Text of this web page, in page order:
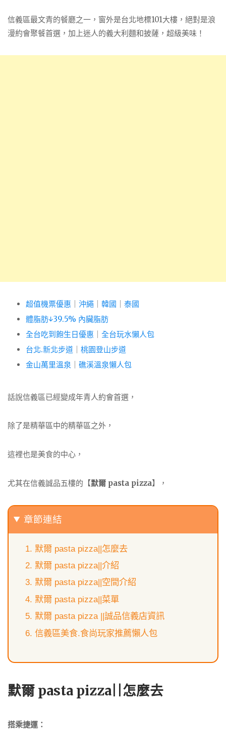
信義區最文青的餐廳之一，窗外是台北地標101大樓，絕對是浪
漫約會聚餐首選，加上迷人的義大利麵和披薩，超級美味！
超值機票優惠 沖繩 韓國
泰國
體脂肪↓39.5% 內臟脂肪
全台吃到飽生日優惠
全台玩水懶人包
台北.新北步道
桃園登山步道
金山萬里溫泉
礁溪溫泉懶人包
話說信義區已經變成年青人約會首選，
除了是精華區中的精華區之外，
這裡也是美食的中心，
尤其在信義誠品五樓的【默爾 pasta pizza】，
章節連結
默爾 pasta pizza||怎麼去
默爾 pasta pizza||介紹
默爾 pasta pizza||空間介紹
默爾 pasta pizza||菜單
默爾 pasta pizza ||誠品信義店資訊
信義區美食.食尚玩家推薦懶人包
默爾 pasta pizza||怎麼去
搭乘捷運：